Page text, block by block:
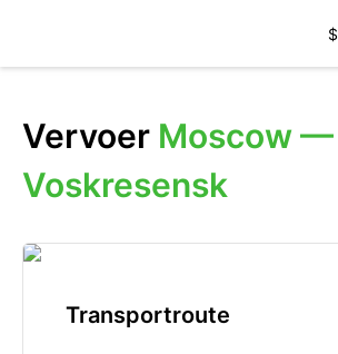
$
Vervoer Moscow —
Voskresensk
Transportroute